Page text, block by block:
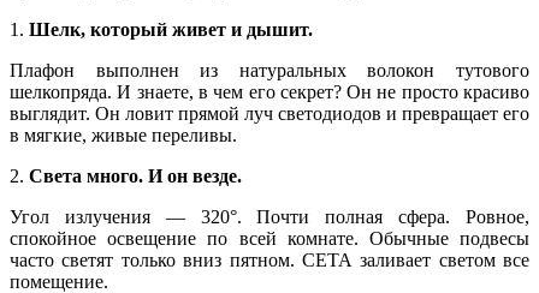
1. Шелк, который живет и дышит.
Плафон выполнен из натуральных волокон тутового
шелкопряда. И знаете, в чем его секрет? Он не просто красиво
выглядит. Он ловит прямой луч светодиодов и превращает его
в мягкие, живые переливы.
2. Света много. И он везде.
Угол излучения — 320°. Почти полная сфера. Ровное,
спокойное освещение по всей комнате. Обычные подвесы
часто светят только вниз пятном. СЕТА заливает светом все
помещение.